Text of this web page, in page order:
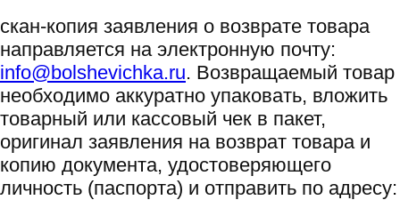
скан-копия заявления о возврате товара
направляется на электронную почту:
info@bolshevichka.ru. Возвращаемый товар
необходимо аккуратно упаковать, вложить
товарный или кассовый чек в пакет,
оригинал заявления на возврат товара и
копию документа, удостоверяющего
личность (паспорта) и отправить по адресу: